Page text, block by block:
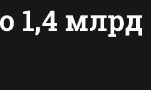
1,4 млрд